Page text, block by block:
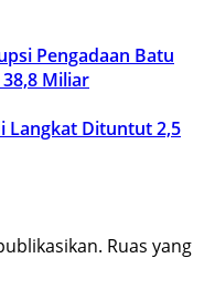
Pengadaan Batu
Miliar
Langkat Dituntut 2,5
Ruas yang